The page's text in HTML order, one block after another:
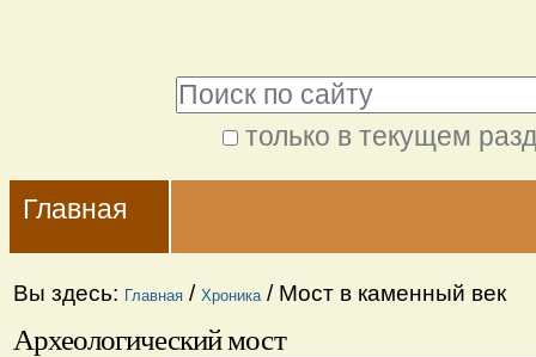
содержимому.
Перейти
навигации
только в текущем
поиск
Navigation
Главная
Вы здесь: Главная / Хроника / Мост в каменный век
Археологический мост